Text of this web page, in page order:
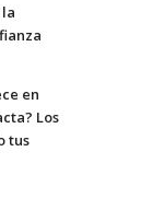
en
Los
tus